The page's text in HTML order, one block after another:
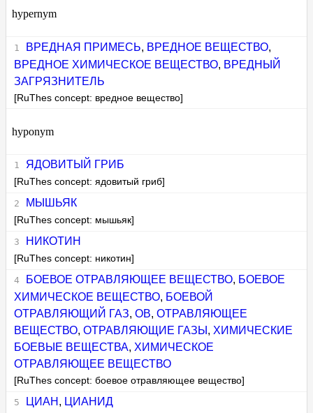
hypernym
ВРЕДНАЯ ПРИМЕСЬ, ВРЕДНОЕ ВЕЩЕСТВО,
ВРЕДНОЕ ХИМИЧЕСКОЕ ВЕЩЕСТВО, ВРЕДНЫЙ
ЗАГРЯЗНИТЕЛЬ
[RuThes concept: вредное вещество]
hyponym
ЯДОВИТЫЙ ГРИБ
[RuThes concept: ядовитый гриб]
МЫШЬЯК
[RuThes concept: мышьяк]
НИКОТИН
[RuThes concept: никотин]
БОЕВОЕ ОТРАВЛЯЮЩЕЕ ВЕЩЕСТВО, БОЕВОЕ
ХИМИЧЕСКОЕ ВЕЩЕСТВО, БОЕВОЙ
ОТРАВЛЯЮЩИЙ ГАЗ,ОВ,ОТРАВЛЯЮЩЕЕ
ВЕЩЕСТВО,ОТРАВЛЯЮЩИЕ ГАЗЫ , ХИМИЧЕСКИЕ
БОЕВЫЕ ВЕЩЕСТВА, ХИМИЧЕСКОЕ
ОТРАВЛЯЮЩЕЕ ВЕЩЕСТВО
[RuThes concept: боевое отравляющее вещество]
ЦИАН , ЦИАНИД